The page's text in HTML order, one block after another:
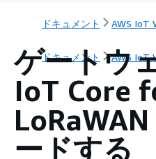
ドキュメント AWS IoT
ドキュメント AWS IoT
ゲートウ
IoT Core
ードする